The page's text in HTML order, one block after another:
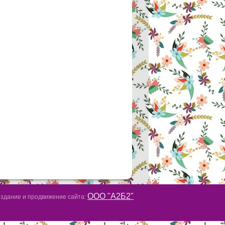
и продвижение сайта: ООО "А2Б2"